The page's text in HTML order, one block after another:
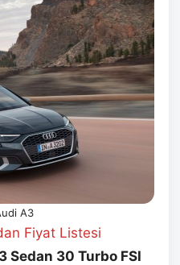
A3
Fiyat Listesi
Sedan 30 Turbo FSI